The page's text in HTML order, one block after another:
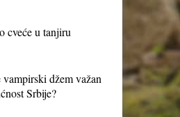
cveće u tanjiru
vampirski džem važan
Srbije?